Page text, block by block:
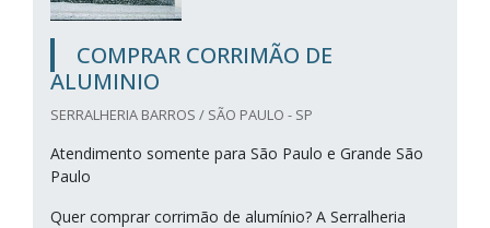
COMPRAR CORRIMÃO DE
ALUMINIO
SERRALHERIA BARROS / SÃO PAULO - SP
Atendimento somente para São Paulo e Grande São
Paulo
Quer comprar corrimão de alumínio? A Serralheria